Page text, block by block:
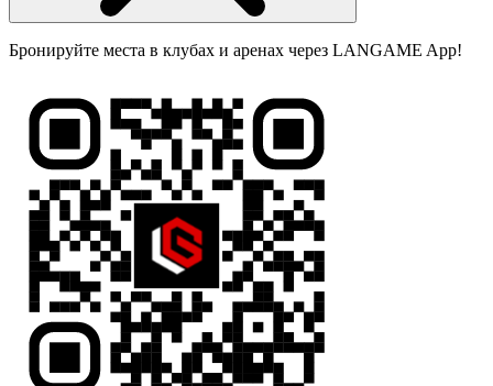
Бронируйте места в клубах и аренах через LANGAME App!